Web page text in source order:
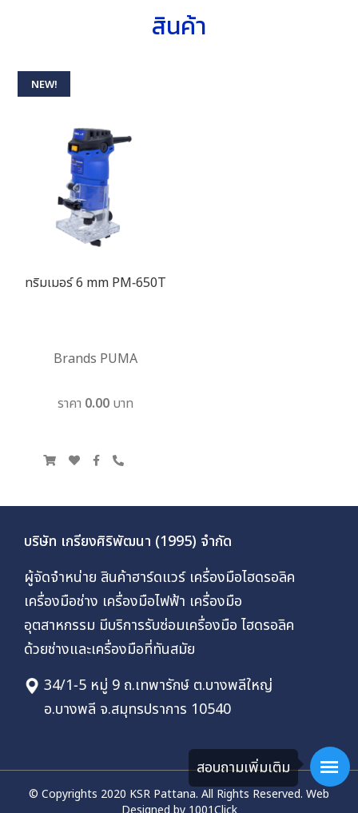
สินค้า
NEW!
ทริมเมอร์ 6 mm PM-650T
Brands PUMA
ราคา 0.00 บาท
บริษัท เกรียงศิริพัฒนา (1995) จำกัด
ผู้จัดจำหน่าย สินค้าฮาร์ดแวร์ เครื่องมือไฮดรอลิค
เครื่องมือช่าง เครื่องมือไฟฟ้า เครื่องมือ
อุตสาหกรรม มีบริการรับซ่อมเครื่องมือ ไฮดรอลิค
ด้วยช่างและเครื่องมือที่ทันสมัย
34/1-5 หมู่ 9 ถ.เทพารักษ์ ต.บางพลีใหญ่
อ.บางพลี จ.สมุทรปราการ 10540
© Copyrights 2020 KSR Pattana. All Rights Reserved. Web
สอบถามเพิ่มเติม